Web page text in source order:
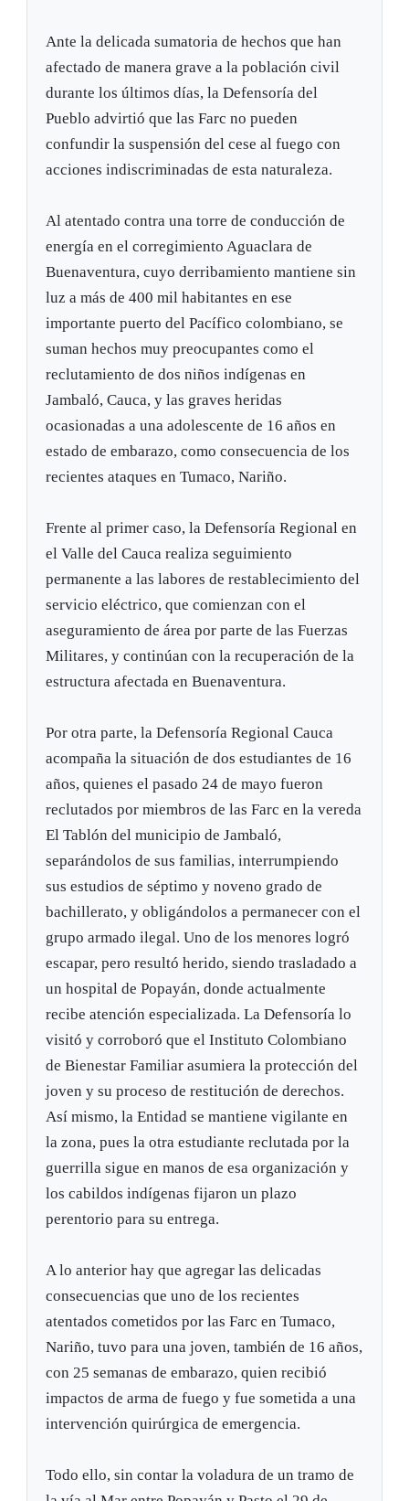
Ante la delicada sumatoria de hechos que han
afectado de manera grave a la población civil
durante los últimos días, la Defensoría del
Pueblo advirtió que las Farc no pueden
confundir la suspensión del cese al fuego con
acciones indiscriminadas de esta naturaleza.
Al atentado contra una torre de conducción de
energía en el corregimiento Aguaclara de
Buenaventura, cuyo derribamiento mantiene sin
luz a más de 400 mil habitantes en ese
importante puerto del Pacífico colombiano, se
suman hechos muy preocupantes como el
reclutamiento de dos niños indígenas en
Jambaló, Cauca, y las graves heridas
ocasionadas a una adolescente de 16 años en
estado de embarazo, como consecuencia de los
recientes ataques en Tumaco, Nariño.
Frente al primer caso, la Defensoría Regional en
el Valle del Cauca realiza seguimiento
permanente a las labores de restablecimiento del
servicio eléctrico, que comienzan con el
aseguramiento de área por parte de las Fuerzas
Militares, y continúan con la recuperación de la
estructura afectada en Buenaventura.
Por otra parte, la Defensoría Regional Cauca
acompaña la situación de dos estudiantes de 16
años, quienes el pasado 24 de mayo fueron
reclutados por miembros de las Farc en la vereda
El Tablón del municipio de Jambaló,
separándolos de sus familias, interrumpiendo
sus estudios de séptimo y noveno grado de
bachillerato, y obligándolos a permanecer con el
grupo armado ilegal. Uno de los menores logró
escapar, pero resultó herido, siendo trasladado a
un hospital de Popayán, donde actualmente
recibe atención especializada. La Defensoría lo
visitó y corroboró que el Instituto Colombiano
de Bienestar Familiar asumiera la protección del
joven y su proceso de restitución de derechos.
Así mismo, la Entidad se mantiene vigilante en
la zona, pues la otra estudiante reclutada por la
guerrilla sigue en manos de esa organización y
los cabildos indígenas fijaron un plazo
perentorio para su entrega.
A lo anterior hay que agregar las delicadas
consecuencias que uno de los recientes
atentados cometidos por las Farc en Tumaco,
Nariño, tuvo para una joven, también de 16 años,
con 25 semanas de embarazo, quien recibió
impactos de arma de fuego y fue sometida a una
intervención quirúrgica de emergencia.
Todo ello, sin contar la voladura de un tramo de